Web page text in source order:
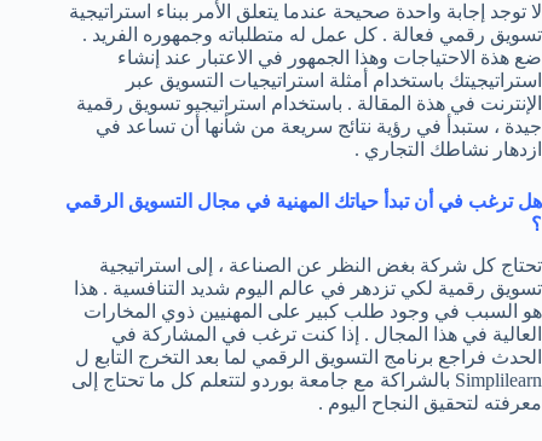
لا توجد إجابة واحدة صحيحة عندما يتعلق الأمر ببناء استراتيجية
تسويق رقمي فعالة . كل عمل له متطلباته وجمهوره الفريد .
ضع هذة الاحتياجات وهذا الجمهور في الاعتبار عند إنشاء
استراتيجيتك باستخدام أمثلة استراتيجيات التسويق عبر
الإنترنت في هذة المقالة . باستخدام استراتيجيو تسويق رقمية
جيدة ، ستبدأ في رؤية نتائج سريعة من شأنها أن تساعد في
ازدهار نشاطك التجاري .
هل ترغب في أن تبدأ حياتك المهنية في مجال التسويق الرقمي
؟
تحتاج كل شركة بغض النظر عن الصناعة ، إلى استراتيجية
تسويق رقمية لكي تزدهر في عالم اليوم شديد التنافسية . هذا
هو السبب في وجود طلب كبير على المهنيين ذوي المخارات
العالية في هذا المجال . إذا كنت ترغب في المشاركة في
الحدث فراجع برنامج التسويق الرقمي لما بعد التخرج التابع ل
Simplilearn بالشراكة مع جامعة بوردو لتتعلم كل ما تحتاج إلى
معرفته لتحقيق النجاح اليوم .